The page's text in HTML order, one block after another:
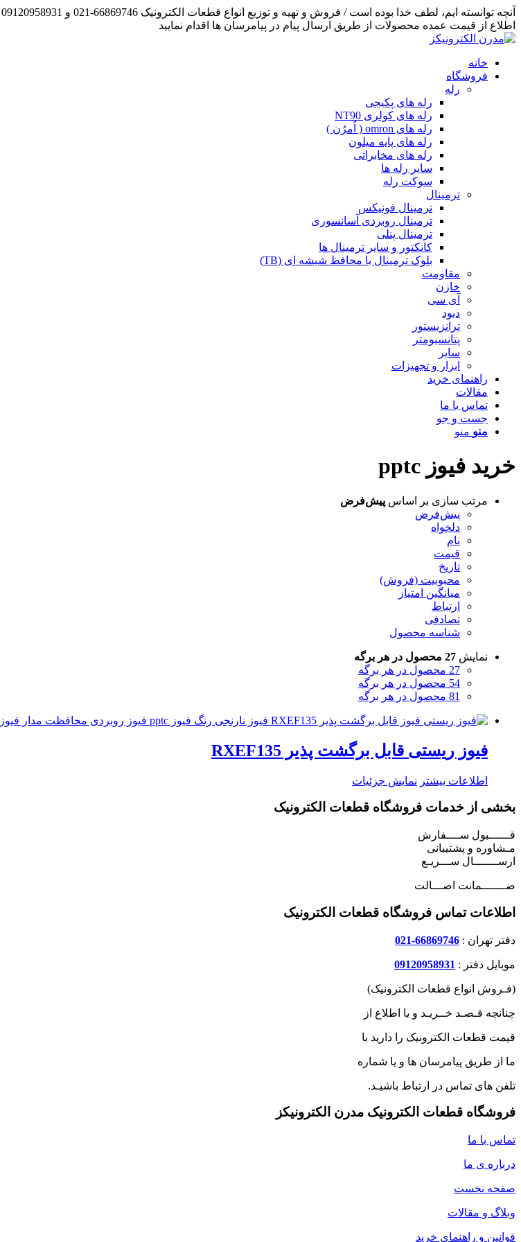
اطلاع از قیمت عمده محصولات از طریق ارسال پیام در پیامرسان ها اقدام نمایید
خانه
فروشگاه
رله
رله های پکیجی
رله های کولری NT90
رله های omron ( اُمرُن )
رله های پایه میلون
رله های مخابراتی
سایر رله ها
سوکت رله
ترمینال
ترمینال فونیکس
ترمینال روبردی آسانسوری
ترمینال پنلی
کانکتور و سایر ترمینال ها
بلوک ترمینال با محافظ شیشه ای (TB)
مقاومت
خازن
آی سی
دیود
ترانزیستور
پتانسیومتر
سایر
ابزار و تجهیزات
راهنمای خرید
مقالات
تماس با ما
جست و جو
منو منو
خرید فیوز pptc
مرتب سازی بر اساس پیش‌فرض
پیش‌فرض
دلخواه
نام
قیمت
تاریخ
محبوبیت (فروش)
میانگین امتیاز
ارتباط
تصادفی
شناسه محصول
نمایش 27 محصول در هر برگه
27 محصول در هر برگه
54 محصول در هر برگه
81 محصول در هر برگه
فیوز ریستی قابل برگشت پذیر RXEF135
اطلاعات بیشتر نمایش جزئیات
بخشی از خدمات فروشگاه قطعات الکترونیک
قــــــبول ســــفارش
مـشاوره و پشتیبانی
ارســـــــال ســـریـع
ضـــــــمانت اصـــالت
اطلاعات تماس فروشگاه قطعات الکترونیک
دفتر تهران : 66869746-021
موبایل دفتر : 09120958931
(فـروش انواع قطعات الکترونیک)
چنانچه قـصـد خــریـد و یا اطلاع از
قیمت قطعات الکترونیک را دارید با
ما از طریق پیامرسان ها و یا شماره
تلفن های تماس در ارتباط باشیـد.
فروشگاه قطعات الکترونیک مدرن الکترونیکز
تماس با ما
درباره ی ما
صفحه نخست
وبلاگ و مقالات
قوانین و راهنمای خرید